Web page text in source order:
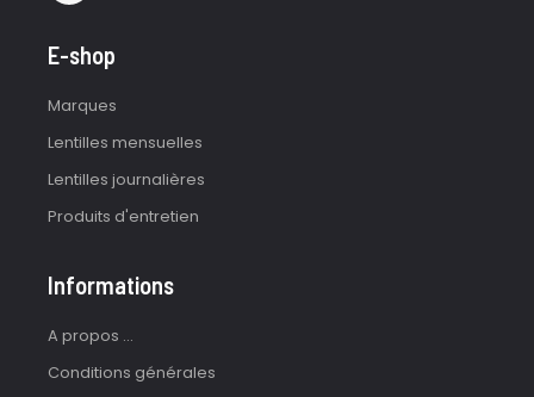
E-shop
Marques
Lentilles mensuelles
Lentilles journalières
Produits d'entretien
Informations
A propos ...
Conditions générales